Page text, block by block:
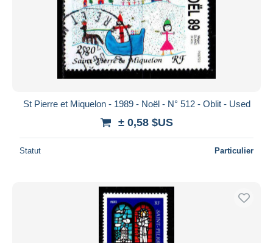
St Pierre et Miquelon - 1989 - Noël - N° 512 - Oblit - Used
± 0,58 $US
Statut Particulier